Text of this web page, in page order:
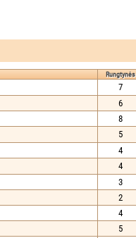
Rungtynės
7
6
8
5
4
4
3
2
4
5